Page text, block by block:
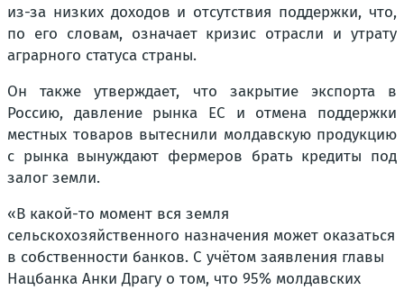
из-за низких доходов и отсутствия поддержки, что,
по его словам, означает кризис отрасли и утрату
аграрного статуса страны.
Он также утверждает, что закрытие экспорта в
Россию, давление рынка ЕС и отмена поддержки
местных товаров вытеснили молдавскую продукцию
с рынка вынуждают фермеров брать кредиты под
залог земли.
«В какой-то момент вся земля
сельскохозяйственного назначения может оказаться
в собственности банков. С учётом заявления главы
Нацбанка Анки Драгу о том, что 95% молдавских